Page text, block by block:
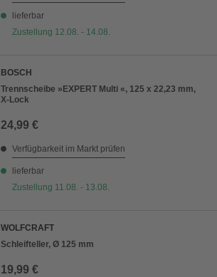
lieferbar
Zustellung 12.08. - 14.08.
BOSCH
Trennscheibe »EXPERT Multi «, 125 x 22,23 mm,
X-Lock
24,99 €
Verfügbarkeit im Markt prüfen
lieferbar
Zustellung 11.08. - 13.08.
WOLFCRAFT
Schleifteller, Ø 125 mm
19,99 €